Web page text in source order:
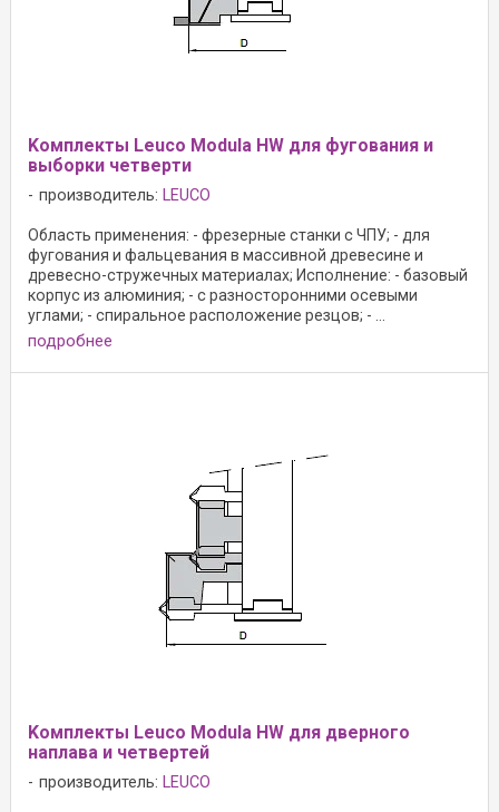
Kомплекты Leuco Modula HW для фугования и
выборки четверти
производитель: LEUCO
Область применения: - фрезерные станки с ЧПУ; - для
фугования и фальцевания в массивной древесине и
древесно-стружечных материалах; Исполнение: - базовый
корпус из алюминия; - с разносторонними осевыми
углами; - спиральное расположение резцов; - ...
подробнее
Kомплекты Leuco Modula HW для дверного
наплава и четвертей
производитель: LEUCO